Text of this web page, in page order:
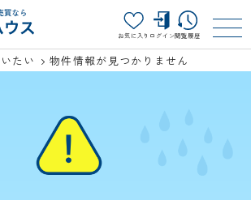
お気に入り ログイン閲覧履歴
たい 物件情報が見つかりません